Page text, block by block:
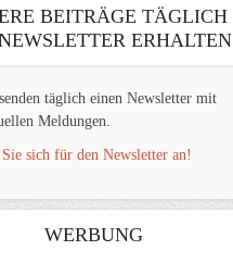
BEITRÄGE TÄGLICH
ERHALTEN
täglich einen Newsletter mit
Meldungen.
sich für den Newsletter an!
WERBUNG